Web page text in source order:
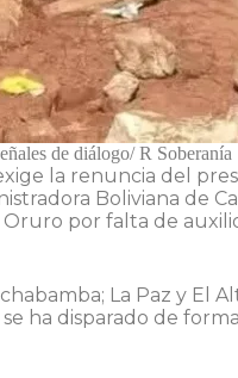
de diálogo/ R Soberanía
la renuncia del
Boliviana de
por falta de
La Paz y El
ha disparado de forma